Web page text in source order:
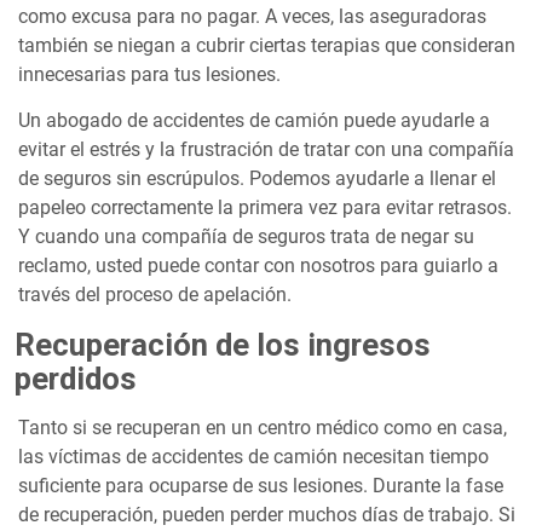
como excusa para no pagar. A veces, las aseguradoras
también se niegan a cubrir ciertas terapias que consideran
innecesarias para tus lesiones.
Un abogado de accidentes de camión puede ayudarle a
evitar el estrés y la frustración de tratar con una compañía
de seguros sin escrúpulos. Podemos ayudarle a llenar el
papeleo correctamente la primera vez para evitar retrasos.
Y cuando una compañía de seguros trata de negar su
reclamo, usted puede contar con nosotros para guiarlo a
través del proceso de apelación.
Recuperación de los ingresos
perdidos
Tanto si se recuperan en un centro médico como en casa,
las víctimas de accidentes de camión necesitan tiempo
suficiente para ocuparse de sus lesiones. Durante la fase
de recuperación, pueden perder muchos días de trabajo. Si